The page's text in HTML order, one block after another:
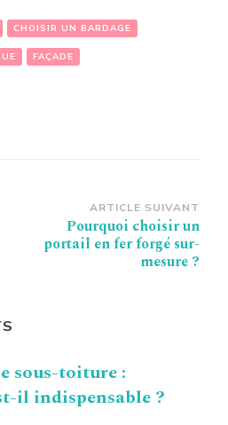
CHOISIR UN BARDAGE
FAÇADE
ARTICLE SUIVANT
Pourquoi choisir un
portail en fer forgé sur-
mesure ?
sous-toiture :
il indispensable ?